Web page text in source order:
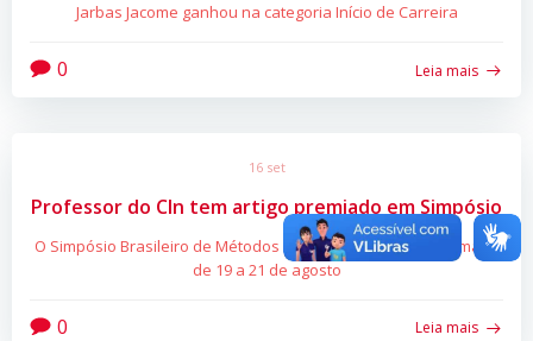
Jarbas Jacome ganhou na categoria Início de Carreira
0 Leia mais
16 set
Professor do CIn tem artigo premiado em Simpósio
O Simpósio Brasileiro de Métodos Formais ocorreu em Gramado
de 19 a 21 de agosto
0 Leia mais